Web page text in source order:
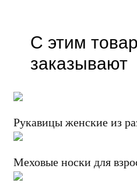
С этим
заказывают
Рукавицы женские из
Меховые носки для